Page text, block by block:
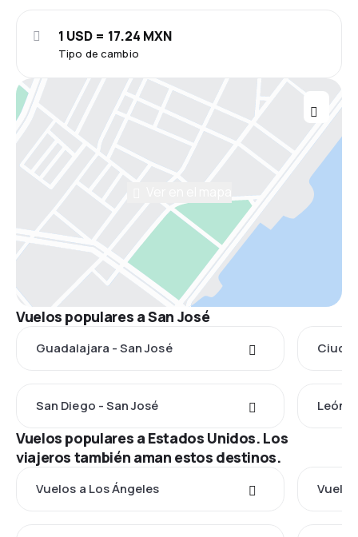
Tipo de cambio
1 USD = 17.24 MXN
Vuelos populares a San José
Guadalajara - San José
San Diego - San José León
Vuelos populares a Estados Unidos. Los
viajeros también aman estos destinos.
Vuelos a Los Ángeles